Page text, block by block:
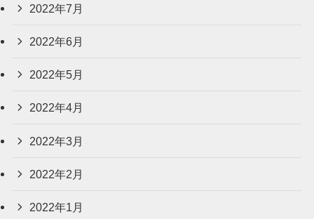
2022年7月
2022年6月
2022年5月
2022年4月
2022年3月
2022年2月
2022年1月